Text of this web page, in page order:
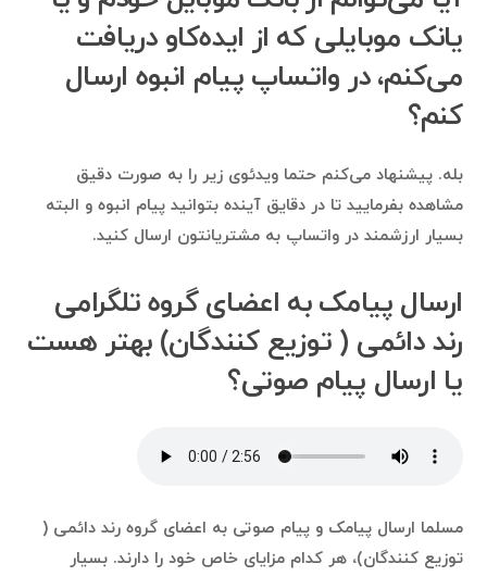
یانک موبایلی که از ایده‌کاو دریافت
می‌کنم، در واتساپ پیام انبوه ارسال
کنم؟
بله. پیشنهاد می‌کنم حتما ویدئوی زیر را به صورت دقیق
مشاهده بفرمایید تا در دقایق آینده بتوانید پیام انبوه و البته
بسیار ارزشمند در واتساپ به مشتریانتون ارسال کنید.
ارسال پیامک به اعضای گروه تلگرامی
رند دائمی ( توزیع کنندگان) بهتر هست
یا ارسال پیام صوتی؟
مسلما ارسال پیامک و پیام صوتی به اعضای گروه رند دائمی (
توزیع کنندگان)، هر کدام مزایای خاص خود را دارند. بسیار